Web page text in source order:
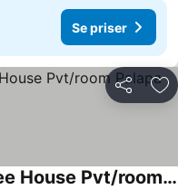
Se priser
Dela
Devine Virgin Bay New Tree House Pvt/room Palapa